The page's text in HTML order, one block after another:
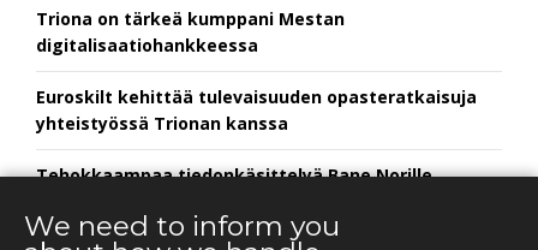
Triona on tärkeä kumppani Mestan
digitalisaatiohankkeessa
Euroskilt kehittää tulevaisuuden opasteratkaisuja
yhteistyössä Trionan kanssa
Tehokkaampaa tiedonkäsittelyä Bane Norille
We need to inform you